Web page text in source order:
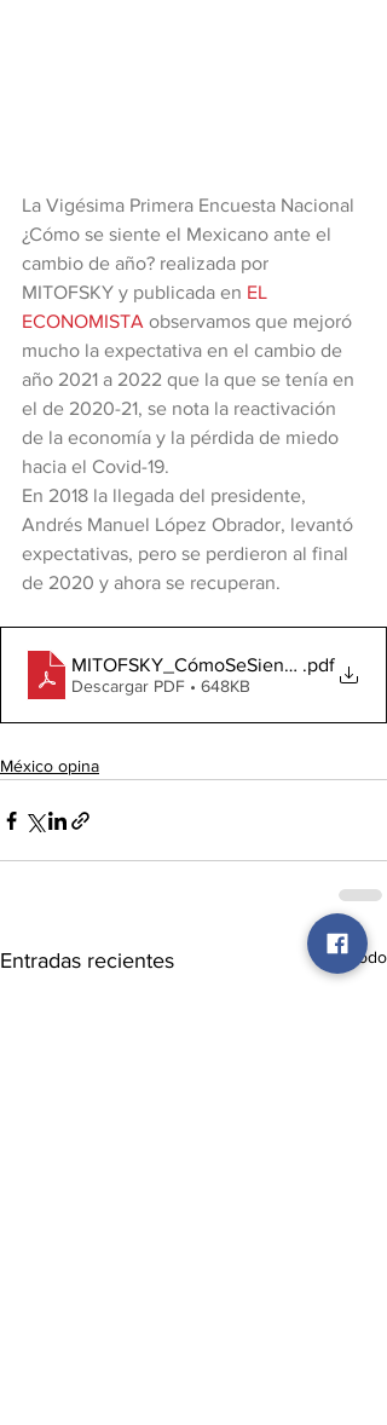
La Vigésima Primera Encuesta Nacional
¿Cómo se siente el Mexicano ante el
cambio de año? realizada por
MITOFSKY y publicada en EL
ECONOMISTA observamos que mejoró
mucho la expectativa en el cambio de
año 2021 a 2022 que la que se tenía en
el de 2020-21, se nota la reactivación
de la economía y la pérdida de miedo
hacia el Covid-19.
En 2018 la llegada del presidente,
Andrés Manuel López Obrador, levantó
expectativas, pero se perdieron al final
de 2020 y ahora se recuperan.
.pdf
Descargar PDF • 648KB
México opina
Entradas recientes Ver todo